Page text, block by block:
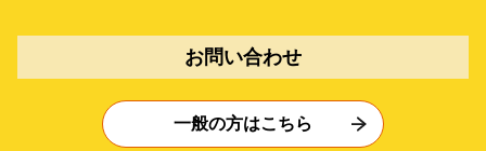
お問い合わせ
一般の方はこちら